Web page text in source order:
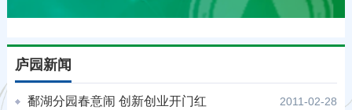
庐园新闻
鄱湖分园春意闹 创新创业开门红 2011-02-28